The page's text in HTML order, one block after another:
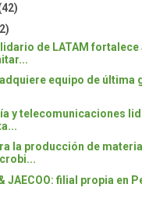
de LATAM fortalece
adquiere equipo de última
y telecomunicaciones
la producción de
JAECOO: filial propia en